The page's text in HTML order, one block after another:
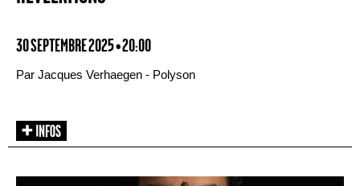
30 SEPTEMBRE 2025 • 20:00
Par Jacques Verhaegen - Polyson